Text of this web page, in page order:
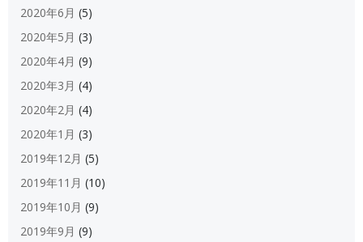
2020年6月 (5)
2020年5月 (3)
2020年4月 (9)
2020年3月 (4)
2020年2月 (4)
2020年1月 (3)
2019年12月 (5)
2019年11月 (10)
2019年10月 (9)
2019年9月 (9)